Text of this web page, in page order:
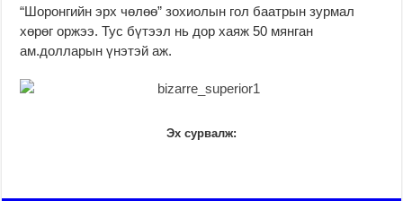
“Шоронгийн эрх чөлөө” зохиолын гол баатрын зурмал
хөрөг оржээ. Тус бүтээл нь дор хаяж 50 мянган
ам.долларын үнэтэй аж.
Эх сурвалж: